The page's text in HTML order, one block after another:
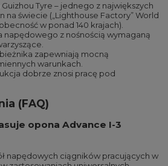
Tyre – jednego z największych
świecie („Lighthouse Factory” World
w ponad 140 krajach).
napędowego z nośnością wymaganą
zapewniają mocną
warunkach.
dobrze znosi pracę pod
(FAQ)
opona Advance I-3
napędowych ciągników pracujących w